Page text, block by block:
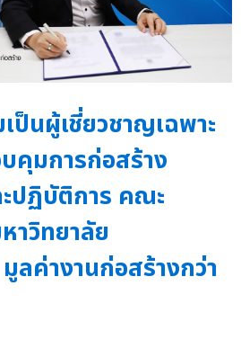
ป็นผู้เชี่ยวชาญเฉพาะ
คุมการก่อสร้าง
ปฏิบัติการ คณะ
าวิทยาลัย
ลค่างานก่อสร้างกว่า